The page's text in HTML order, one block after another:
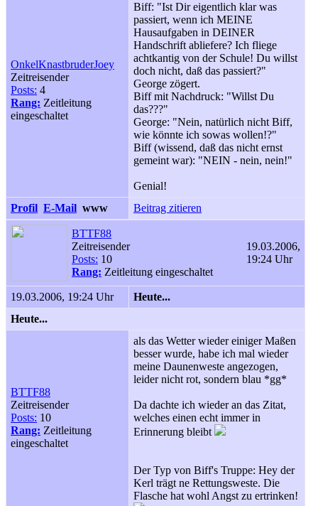
OnkelKnastbruderJoey
Zeitreisender
Posts: 4
Rang: Zeitleitung
eingeschaltet
Biff: "Ist Dir eigentlich klar was
passiert, wenn ich MEINE
Hausaufgaben in DEINER
Handschrift abliefere? Ich fliege
achtkantig von der Schule! Du willst
doch nicht, daß das passiert?"
George zögert.
Biff mit Nachdruck: "Willst Du
das???"
George: "Nein, natürlich nicht Biff,
wie könnte ich sowas wollen!?"
Biff (wissend, daß das nicht ernst
gemeint war): "NEIN - nein, nein!"
Genial!
Profil E-Mail www Beitrag zitieren
BTTF88
Zeitreisender
Posts: 10
Rang: Zeitleitung eingeschaltet
19.03.2006,
19:24 Uhr
19.03.2006, 19:24 Uhr
Heute...
Heute...
BTTF88
Zeitreisender
Posts: 10
Rang: Zeitleitung
eingeschaltet
als das Wetter wieder einiger Maßen
besser wurde, habe ich mal wieder
meine Daunenweste angezogen,
leider nicht rot, sondern blau *gg*
Da dachte ich wieder an das Zitat,
welches einen echt immer in
Erinnerung bleibt
Der Typ von Biff's Truppe: Hey der
Kerl trägt ne Rettungsweste. Die
Flasche hat wohl Angst zu ertrinken!